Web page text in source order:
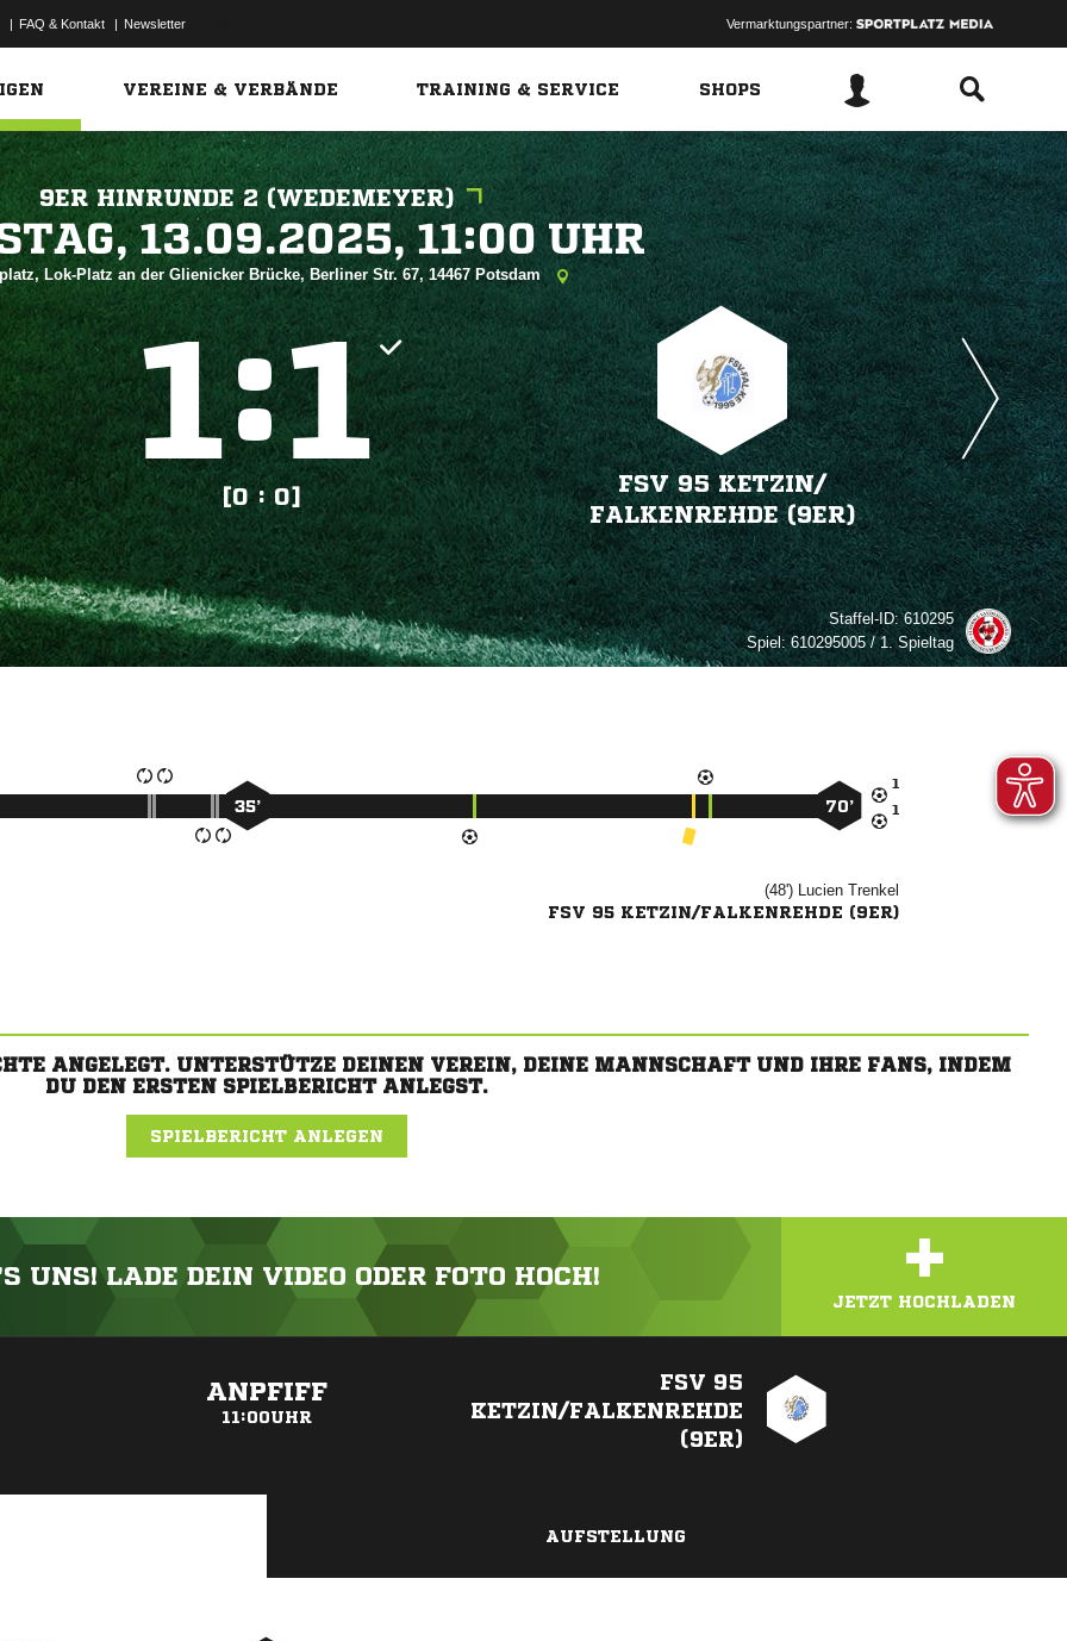
| FAQ & Kontakt | Newsletter Vermarktungspartner:
VEREINE & VERBÄNDE TRAINING & SERVICE SHOPS
9ER HINRUNDE 2 (WEDEMEYER)
  
Lok-Platz an der Glienicker Brücke, Berliner Str. 67, 14467 Potsdam
:
[0 : 0]
FSV 95 KETZIN/​
FALKENREHDE (9ER)
Staffel-ID:610295
Spiel:610295005 / 1. Spieltag


35’ 70’
(48')  
FSV 95 KETZIN/FALKENREHDE (9ER)
ANGELEGT. UNTERSTÜTZE DEINEN VEREIN, DEINE MANNSCHAFT UND IHRE FANS, INDEM
DU DEN ERSTEN SPIELBERICHT ANLEGST.
SPIELBERICHT ANLEGEN
UNS! LADE DEIN VIDEO ODER FOTO HOCH! +
JETZT HOCHLADEN
ANPFIFF
11:00UHR
FSV 95
KETZIN/FALKENREHDE
(9ER)
AUFSTELLUNG